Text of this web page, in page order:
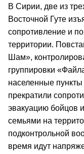
В Сирии, две из
Восточной Гуте
сопротивление и
территории.
Шам»,
группировки
населенные
прекратили
эвакуацию бойцов
семьями на
подконтрольной
время идут